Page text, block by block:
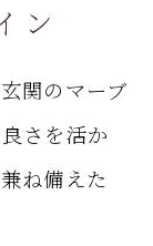
ン
関のマーブ
さを活か
ね備えた